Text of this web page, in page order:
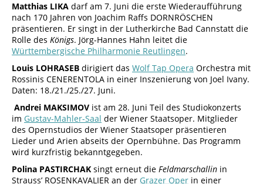
Matthias LIKA darf am 7. Juni die erste Wiederaufführung
nach 170 Jahren von Joachim Raffs DORNRÖSCHEN
präsentieren. Er singt in der Lutherkirche Bad Cannstatt die
Rolle des Königs. Jörg-Hannes Hahn leitet die
Württembergische Philharmonie Reutlingen.
Louis LOHRASEB dirigiert das Wolf Tap Opera Orchestra mit
Rossinis CENERENTOLA in einer Inszenierung von Joel Ivany.
Daten: 18./21./25./27. Juni.
Andrei MAKSIMOV ist am 28. Juni Teil des Studiokonzerts
im Gustav-Mahler-Saal der Wiener Staatsoper. Mitglieder
des Opernstudios der Wiener Staatsoper präsentieren
Lieder und Arien abseits der Opernbühne. Das Programm
wird kurzfristig bekanntgegeben.
Polina PASTIRCHAK singt erneut die Feldmarschallin in
Strauss’ ROSENKAVALIER an der Grazer Oper in einer